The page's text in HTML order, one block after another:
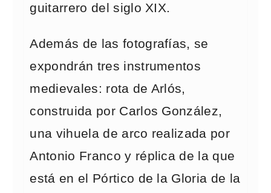
guitarrero del siglo XIX.
Además de las fotografías, se
expondrán tres instrumentos
medievales: rota de Arlós,
construida por Carlos González,
una vihuela de arco realizada por
Antonio Franco y réplica de la que
está en el Pórtico de la Gloria de la